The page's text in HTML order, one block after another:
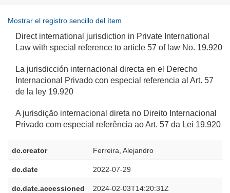
Mostrar el registro sencillo del ítem
Direct international jurisdiction in Private International
Law with special reference to article 57 of law No. 19.920
La jurisdicción internacional directa en el Derecho
Internacional Privado con especial referencia al Art. 57
de la ley 19.920
A jurisdição internacional direta no Direito Internacional
Privado com especial referência ao Art. 57 da Lei 19.920
dc.creator Ferreira, Alejandro
dc.date 2022-07-29
dc.date.accessioned 2024-02-03T14:20:31Z